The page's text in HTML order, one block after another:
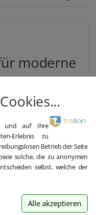
moderne
2019 User
eine essenzielle
Mitarbeitern eine
bieten
es einem einzelnen
aus auf die
Egal, ob im
und auf Ihre
Erlebnis zu
Betrieb der Seite
solche, die zu anonymen
selbst, welche der
Alle akzeptieren